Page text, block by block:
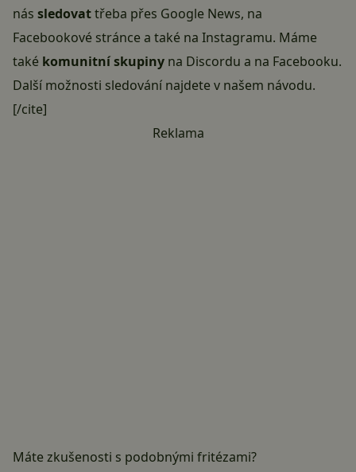
nás sledovattřeba přes Google News, na
Facebookové stráncea také na Instagramu. Máme
také komunitní skupiny na Discordu a na Facebooku.
Další možnosti sledování najdete v našem návodu.
[/cite]
Reklama
Máte zkušenosti s podobnými fritézami?